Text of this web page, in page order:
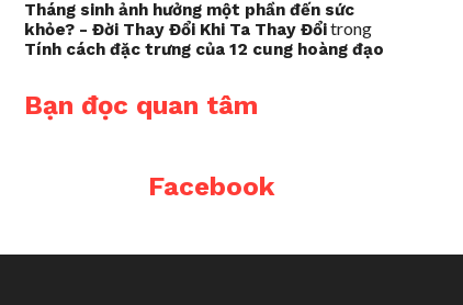
Tháng sinh ảnh hưởng một phần đến sức
khỏe? - Đời Thay Đổi Khi Ta Thay Đổitrong
Tính cách đặc trưng của 12 cung hoàng đạo
Bạn đọc quan tâm
Facebook